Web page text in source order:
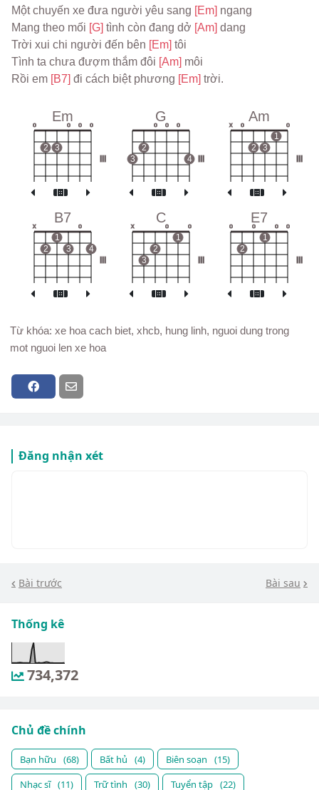
Một chuyến xe đưa người yêu sang [Em] ngang
Mang theo mối [G] tình còn đang dở [Am] dang
Trời xui chi người đến bên [Em] tôi
Tình ta chưa đượm thắm đôi [Am] môi
Rồi em [B7] đi cách biệt phương [Em] trời.
Em
o
2 3
o o o
G
3
2
o o o
4
Am
x o
2 3
1
o
B7
x
2
1
3
o
4
C
x
3
2
o
1
o
E7
o
2
o
1
o o
Từ khóa: xe hoa cach biet, xhcb, hung linh, nguoi dung trong
mot nguoi len xe hoa
Đăng nhận xét
Bài trước Bài sau
Thống kê
734,372
Chủ đề chính
Bạn hữu (68) Bất hủ (4) Biên soạn
(15)
Nhạc sĩ (11) Trữ tình (30) Tuyển tập (22)